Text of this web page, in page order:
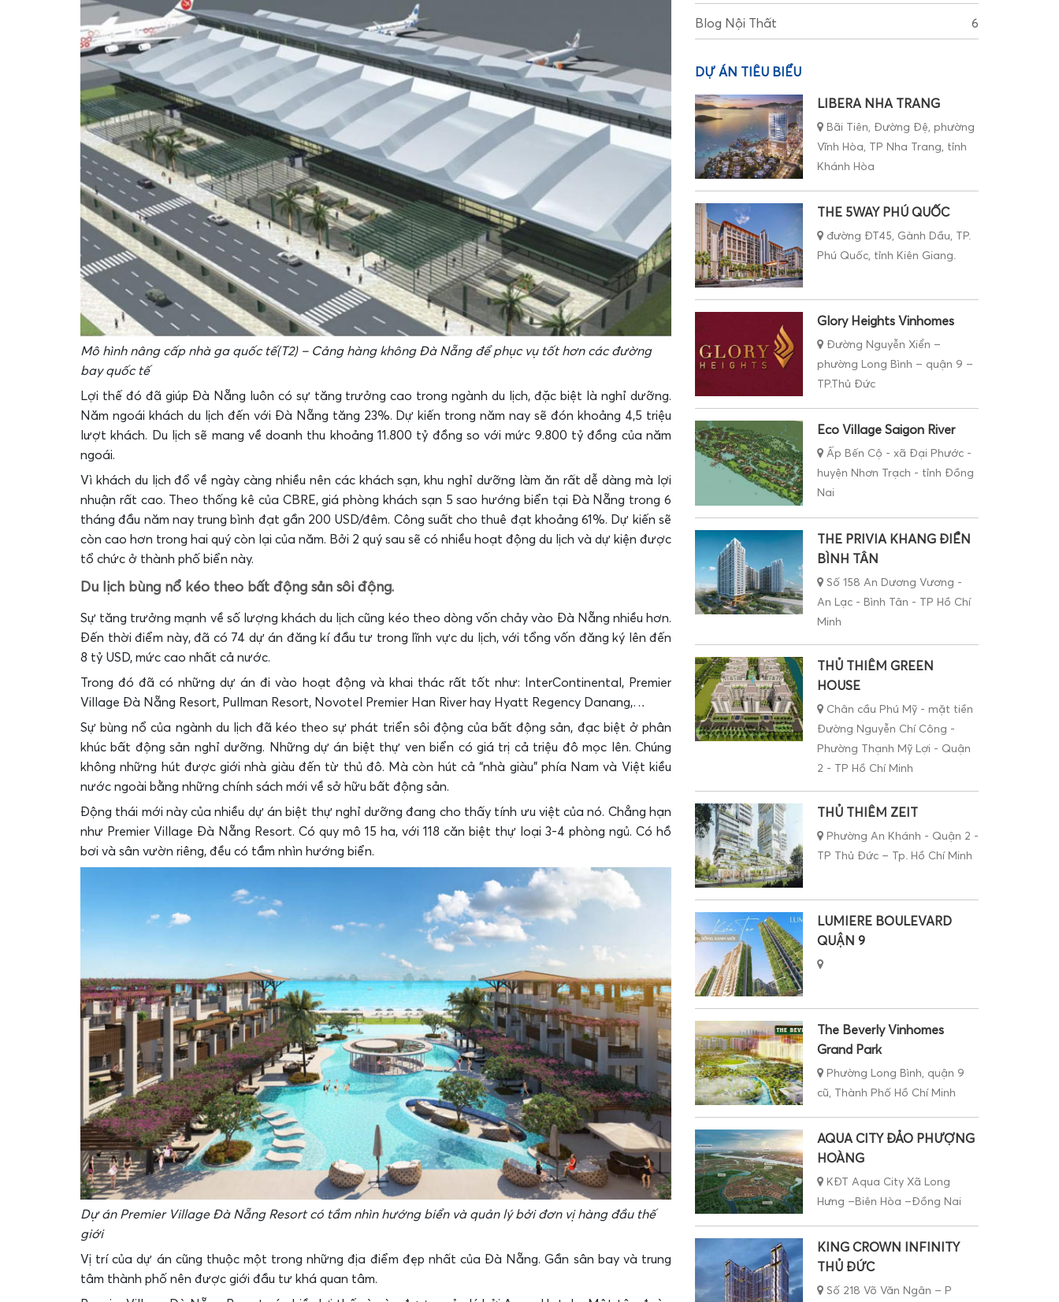
Mô hình nâng cấp nhà ga quốc tế(T2) – Cảng hàng không Đà Nẵng để phục vụ tốt hơn các đường
bay quốc tế
Lợi thế đó đã giúp Đà Nẵng luôn có sự tăng trưởng cao trong ngành du lịch, đặc biệt là nghỉ dưỡng.
Năm ngoái khách du lịch đến với Đà Nẵng tăng 23%. Dự kiến trong năm nay sẽ đón khoảng 4,5 triệu
lượt khách. Du lịch sẽ mang về doanh thu khoảng 11.800 tỷ đồng so với mức 9.800 tỷ đồng của năm
ngoái.
Vì khách du lịch đổ về ngày càng nhiều nên các khách sạn, khu nghỉ dưỡng làm ăn rất dễ dàng mà lợi
nhuận rất cao. Theo thống kê của CBRE, giá phòng khách sạn 5 sao hướng biển tại Đà Nẵng trong 6
tháng đầu năm nay trung bình đạt gần 200 USD/đêm. Công suất cho thuê đạt khoảng 61%. Dự kiến sẽ
còn cao hơn trong hai quý còn lại của năm. Bởi 2 quý sau sẽ có nhiều hoạt động du lịch và dự kiện được
tổ chức ở thành phố biển này.
Du lịch bùng nổ kéo theo bất động sản sôi động.
Sự tăng trưởng mạnh về số lượng khách du lịch cũng kéo theo dòng vốn chảy vào Đà Nẵng nhiều hơn.
Đến thời điểm này, đã có 74 dự án đăng kí đầu tư trong lĩnh vực du lịch, với tổng vốn đăng ký lên đến
8 tỷ USD, mức cao nhất cả nước.
Trong đó đã có những dự án đi vào hoạt động và khai thác rất tốt như: InterContinental, Premier
Village Đà Nẵng Resort, Pullman Resort, Novotel Premier Han River hay Hyatt Regency Danang,…
Sự bùng nổ của ngành du lịch đã kéo theo sự phát triển sôi động của bất động sản, đạc biệt ở phân
khúc bất động sản nghỉ dưỡng. Những dự án biệt thự ven biển có giá trị cả triệu đô mọc lên. Chúng
không những hút được giới nhà giàu đến từ thủ đô. Mà còn hút cả “nhà giàu” phía Nam và Việt kiều
nước ngoài bằng những chính sách mới về sở hữu bất động sản.
Động thái mới này của nhiều dự án biệt thự nghỉ dưỡng đang cho thấy tính ưu việt của nó. Chẳng hạn
như Premier Village Đà Nẵng Resort. Có quy mô 15 ha, với 118 căn biệt thự loại 3-4 phòng ngủ. Có hồ
bơi và sân vườn riêng, đều có tầm nhìn hướng biển.
Dự án Premier Village Đà Nẵng Resort có tầm nhìn hướng biển và quản lý bởi đơn vị hàng đầu thế
giới
Vị trí của dự án cũng thuộc một trong những địa điểm đẹp nhất của Đà Nẵng. Gần sân bay và trung
tâm thành phố nên được giới đầu tư khá quan tâm.
Blog Nội Thất 6
DỰ ÁN TIÊU BIỂU
LIBERA NHA TRANG
Bãi Tiên, Đường Đệ, phường
Vĩnh Hòa, TP Nha Trang, tỉnh
Khánh Hòa
THE 5WAY PHÚ QUỐC
đường ĐT45, Gành Dầu, TP.
Phú Quốc, tỉnh Kiên Giang.
Glory Heights Vinhomes
Đường Nguyễn Xiển –
phường Long Bình – quận 9 –
TP.Thủ Đức
Eco Village Saigon River
Ấp Bến Cộ - xã Đại Phước -
huyện Nhơn Trạch - tỉnh Đồng
Nai
THE PRIVIA KHANG ĐIỀN
BÌNH TÂN
Số 158 An Dương Vương -
An Lạc - Bình Tân - TP Hồ Chí
Minh
THỦ THIÊM GREEN
HOUSE
Chân cầu Phú Mỹ - mặt tiền
Đường Nguyễn Chí Công -
Phường Thạnh Mỹ Lợi - Quận
2 - TP Hồ Chí Minh
THỦ THIÊM ZEIT
Phường An Khánh - Quận 2 -
TP Thủ Đức – Tp. Hồ Chí Minh
LUMIERE BOULEVARD
QUẬN 9
The Beverly Vinhomes
Grand Park
Phường Long Bình, quận 9
cũ, Thành Phố Hồ Chí Minh
AQUA CITY ĐẢO PHƯỢNG
HOÀNG
KĐT Aqua City Xã Long
Hưng –Biên Hòa –Đồng Nai
KING CROWN INFINITY
THỦ ĐỨC
Số 218 Võ Văn Ngân – P